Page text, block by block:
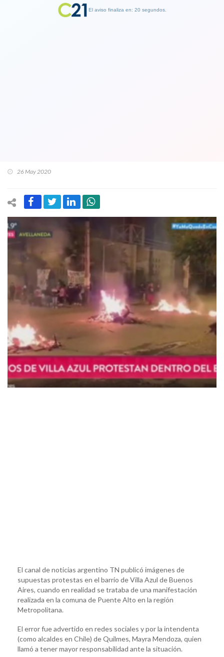
26 May 2020
El canal de noticias argentino TN publicó imágenes de
supuestas protestas en el barrio de Villa Azul de Buenos
Aires, cuando en realidad se trataba de una manifestación
realizada en la comuna de Puente Alto en la región
Metropolitana.
El error fue advertido en redes sociales y por la intendenta
(como alcaldes en Chile) de Quilmes, Mayra Mendoza, quien
llamó a tener mayor responsabilidad ante la situación.
El aviso finaliza en: 19 segundos.